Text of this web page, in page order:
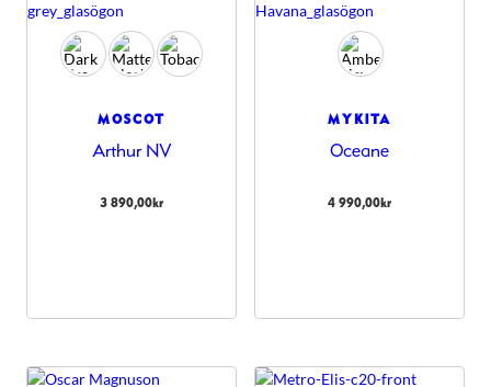
MOSCOT
Arthur NV
3 890,00kr
MYKITA
Oceane
4 990,00kr